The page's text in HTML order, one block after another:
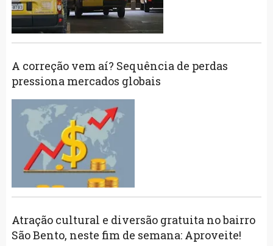
A correção vem aí? Sequência de perdas
pressiona mercados globais
Atração cultural e diversão gratuita no bairro
São Bento, neste fim de semana: Aproveite!